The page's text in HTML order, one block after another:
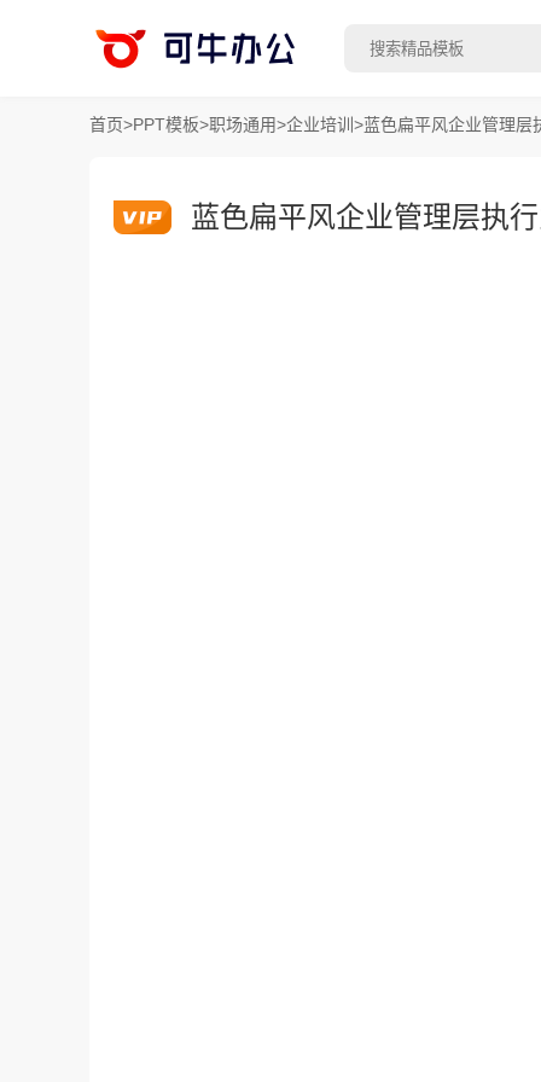
首页>PPT模板>职场通用>企业培训 >蓝色扁平风企业管理层
蓝色扁平风企业管理层执